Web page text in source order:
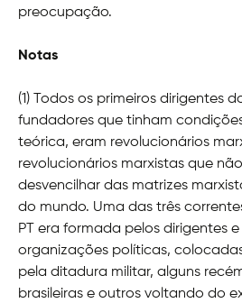
preocupação.
Notas
(1) Todos os primeiros dirigentes
fundadores que tinham
teórica, eram revolucionários
revolucionários marxistas que
desvencilhar das matrizes
do mundo. Uma das três
PT era formada pelos dirigentes
organizações políticas,
pela ditadura militar, alguns
brasileiras e outros voltando do